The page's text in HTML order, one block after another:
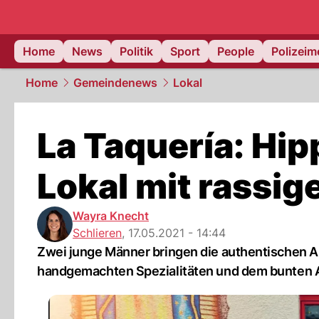
Home News Politik Sport People
Home Gemeindenews Lokal
La Taquería:
Lokal mit
Wayra Knecht
Schlieren, 17.05.2021 - 14:44
Zwei junge Männer bringen die authentischen
handgemachten Spezialitäten und dem bunten